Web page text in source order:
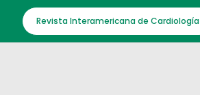
Revista Interamericana de Cardiología